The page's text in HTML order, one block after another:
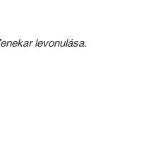
levonulása.